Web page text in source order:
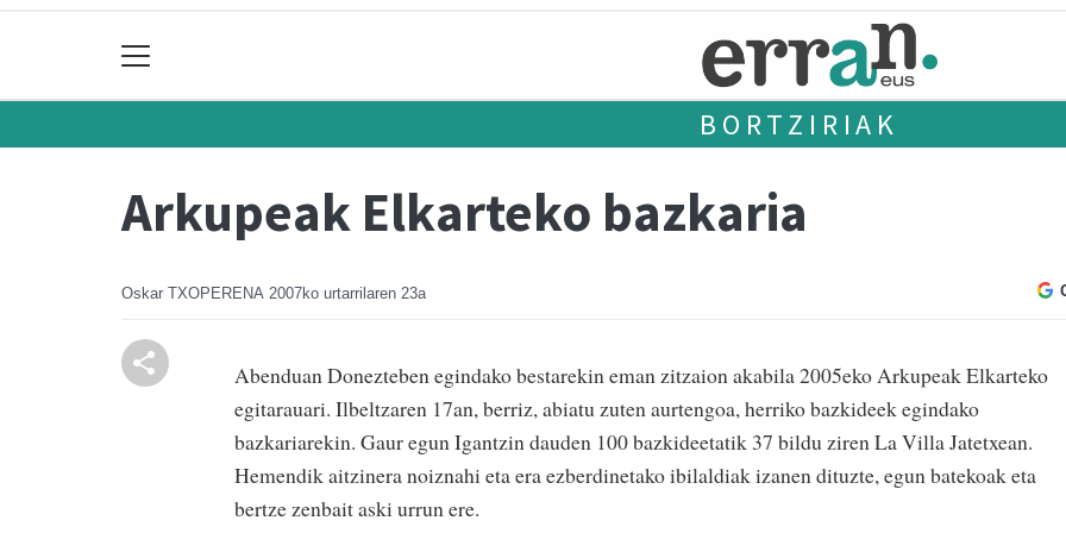
BORTZIRIAK
Arkupeak Elkarteko bazkaria
Oskar TXOPERENA 2007ko urtarrilaren 23a
Abenduan Donezteben egindako bestarekin eman zitzaion akabila 2005eko Arkupeak Elkarteko
egitarauari. Ilbeltzaren 17an, berriz, abiatu zuten aurtengoa, herriko bazkideek egindako
bazkariarekin. Gaur egun Igantzin dauden 100 bazkideetatik 37 bildu ziren La Villa Jatetxean.
Hemendik aitzinera noiznahi eta era ezberdinetako ibilaldiak izanen dituzte, egun batekoak eta
bertze zenbait aski urrun ere.